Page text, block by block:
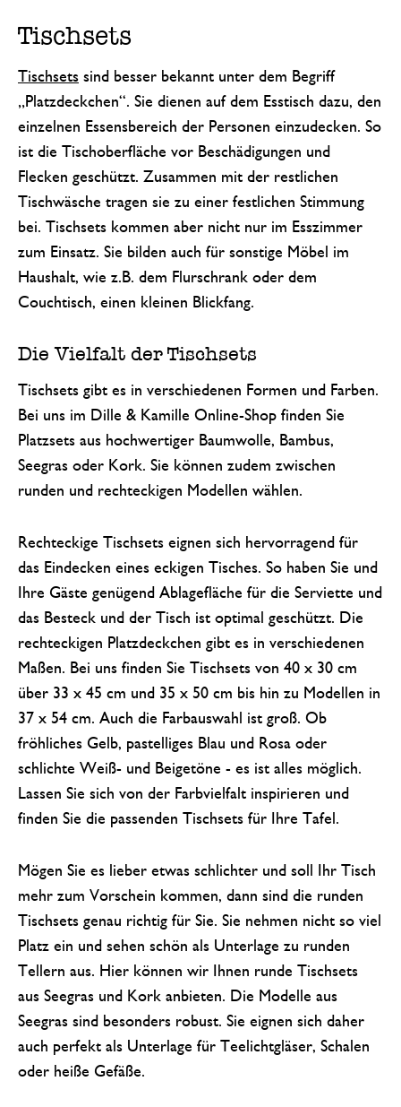
Tischsets
Tischsets sind besser bekannt unter dem Begriff
„Platzdeckchen“. Sie dienen auf dem Esstisch dazu, den
einzelnen Essensbereich der Personen einzudecken. So
ist die Tischoberfläche vor Beschädigungen und
Flecken geschützt. Zusammen mit der restlichen
Tischwäsche tragen sie zu einer festlichen Stimmung
bei. Tischsets kommen aber nicht nur im Esszimmer
zum Einsatz. Sie bilden auch für sonstige Möbel im
Haushalt, wie z.B. dem Flurschrank oder dem
Couchtisch, einen kleinen Blickfang.
Die Vielfalt der Tischsets
Tischsets gibt es in verschiedenen Formen und Farben.
Bei uns im Dille & Kamille Online-Shop finden Sie
Platzsets aus hochwertiger Baumwolle, Bambus,
Seegras oder Kork. Sie können zudem zwischen
runden und rechteckigen Modellen wählen.
Rechteckige Tischsets eignen sich hervorragend für
das Eindecken eines eckigen Tisches. So haben Sie und
Ihre Gäste genügend Ablagefläche für die Serviette und
das Besteck und der Tisch ist optimal geschützt. Die
rechteckigen Platzdeckchen gibt es in verschiedenen
Maßen. Bei uns finden Sie Tischsets von 40 x 30 cm
über 33 x 45 cm und 35 x 50 cm bis hin zu Modellen in
37 x 54 cm. Auch die Farbauswahl ist groß. Ob
fröhliches Gelb, pastelliges Blau und Rosa oder
schlichte Weiß- und Beigetöne - es ist alles möglich.
Lassen Sie sich von der Farbvielfalt inspirieren und
finden Sie die passenden Tischsets für Ihre Tafel.
Mögen Sie es lieber etwas schlichter und soll Ihr Tisch
mehr zum Vorschein kommen, dann sind die runden
Tischsets genau richtig für Sie. Sie nehmen nicht so viel
Platz ein und sehen schön als Unterlage zu runden
Tellern aus. Hier können wir Ihnen runde Tischsets
aus Seegras und Kork anbieten. Die Modelle aus
Seegras sind besonders robust. Sie eignen sich daher
auch perfekt als Unterlage für Teelichtgläser, Schalen
oder heiße Gefäße.